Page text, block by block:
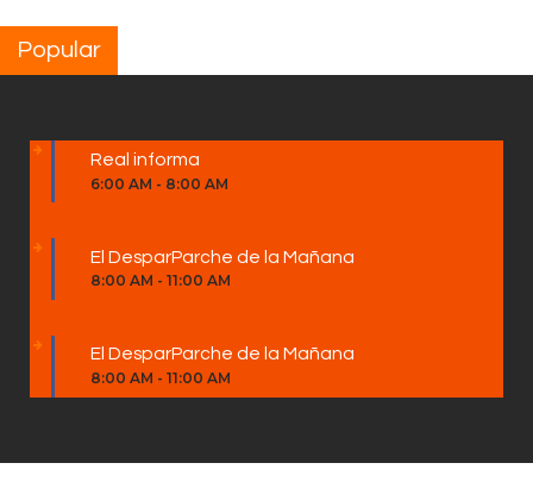
Popular
Real informa
6:00 AM - 8:00 AM
El DesparParche de la Mañana
8:00 AM - 11:00 AM
El DesparParche de la Mañana
8:00 AM - 11:00 AM